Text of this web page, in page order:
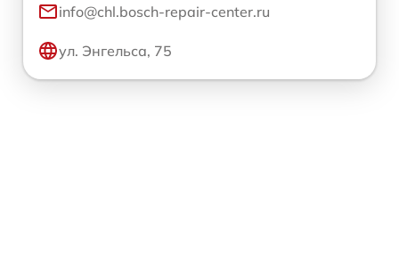
info@chl.bosch-repair-center.ru
ул. Энгельса, 75